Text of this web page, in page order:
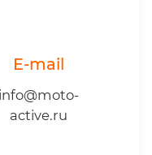
E-mail
info@moto-
active.ru